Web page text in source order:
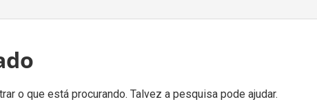
o que está procurando. Talvez a pesquisa pode ajudar.